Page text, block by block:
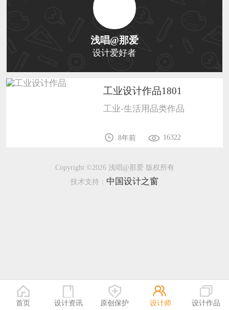
恭喜159****4201用户作品已成功备案！
恭喜133****6466用户作品已成功备案！
恭喜131****1475用户作品已成功备案！
恭喜133****8874用户作品已成功备案！
恭喜138****8638用户作品已成功备案！
恭喜133****9020用户作品已成功备案！
浅唱@那爱
设计爱好者
工业设计作品1801
工业-生活用品类作品
8年前 16322
Copyright ©2026 浅唱@那爱 版权所有
技术支持： 中国设计之窗
首页 设计资讯 原创保护 设计师 设计作品